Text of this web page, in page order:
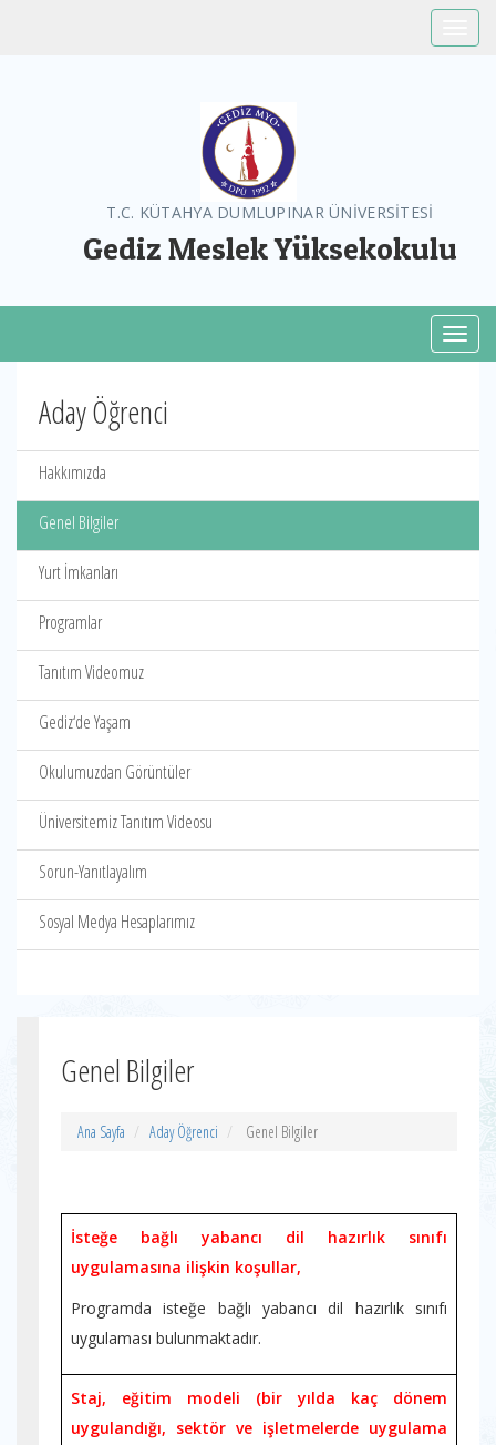
T.C. KÜTAHYA DUMLUPINAR ÜNİVERSİTESİ
Gediz Meslek Yüksekokulu
Aday Öğrenci
Hakkımızda
Genel Bilgiler
Yurt İmkanları
Programlar
Tanıtım Videomuz
Gediz‘de Yaşam
Okulumuzdan Görüntüler
Üniversitemiz Tanıtım Videosu
Sorun-Yanıtlayalım
Sosyal Medya Hesaplarımız
Genel Bilgiler
Ana Sayfa Aday Öğrenci Genel Bilgiler
İsteğe bağlı yabancı dil hazırlık sınıfı
uygulamasına ilişkin koşullar,
Programda isteğe bağlı yabancı dil hazırlık sınıfı
uygulaması bulunmaktadır.
Staj, eğitim modeli (bir yılda kaç dönem
uygulandığı, sektör ve işletmelerde uygulama